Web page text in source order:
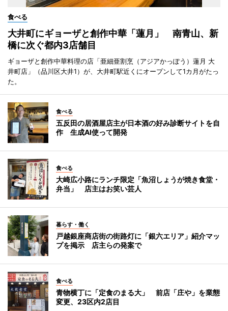
食べる
大井町にギョーザと創作中華「蓮月」 南青山、新
橋に次ぐ都内3店舗目
ギョーザと創作中華料理の店「亜細亜割烹（アジアかっぽう）蓮月 大
井町店」（品川区大井1）が、大井町駅近くにオープンして1カ月がたっ
た。
食べる
五反田の居酒屋店主が日本酒の好み診断サイトを自
作 生成AI使って開発
食べる
大崎広小路にランチ限定「魚沼しょうが焼き食堂・
弁当」 店主はお笑い芸人
暮らす・働く
戸越銀座商店街の街路灯に「銀六エリア」紹介マッ
プを掲示 店主らの発案で
食べる
青物横丁に「定食のまる大」 前店「庄や」を業態
変更、23区内2店目